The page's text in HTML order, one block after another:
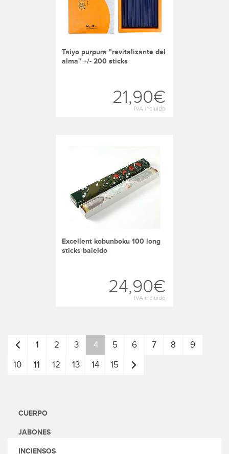
taiyo purpura "revitalizante del
alma" +/- 200 sticks
21,90€
IVA incluído
excellent kobunboku 100 long
sticks baieido
24,90€
IVA incluído
Anterior
1 2 3 4 5 6 7 8
9
10
11 12 13 14 15
CUERPO
JABONES
INCIENSOS